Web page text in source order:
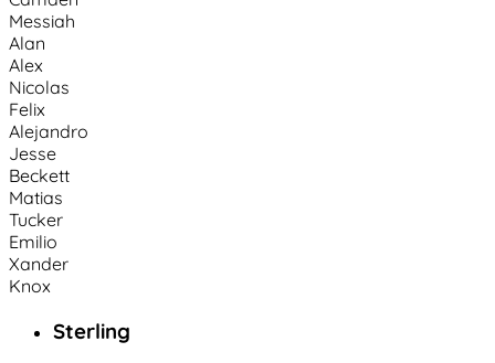
Messiah
Alan
Alex
Nicolas
Felix
Alejandro
Jesse
Beckett
Matias
Tucker
Emilio
Xander
Knox
Sterling